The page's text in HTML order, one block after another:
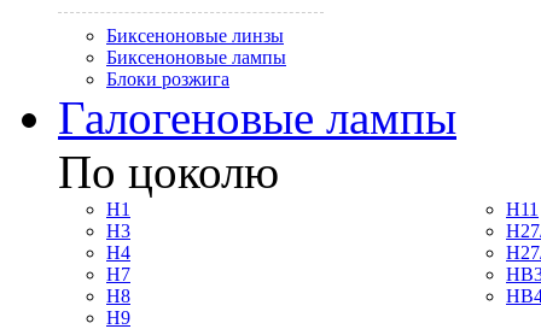
Биксеноновые линзы
Биксеноновые лампы
Блоки розжига
Галогеновые лампы
По цоколю
H1
H3
H4
H7
H8
H9
H11